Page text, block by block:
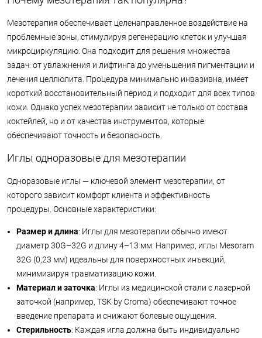
Мезотерапия обеспечивает целенаправленное воздействие на
проблемные зоны, стимулируя регенерацию клеток и улучшая
микроциркуляцию. Она подходит для решения множества
задач: от увлажнения и лифтинга до уменьшения пигментации и
лечения целлюлита. Процедура минимально инвазивна, имеет
короткий восстановительный период и подходит для всех типов
кожи. Однако успех мезотерапии зависит не только от состава
коктейлей, но и от качества инструментов, которые
обеспечивают точность и безопасность.
Иглы одноразовые для мезотерапии
Одноразовые иглы — ключевой элемент мезотерапии, от
которого зависит комфорт клиента и эффективность
процедуры. Основные характеристики:
Размер и длина: Иглы для мезотерапии обычно имеют
диаметр 30G–32G и длину 4–13 мм. Например, иглы Mesoram
32G (0,23 мм) идеальны для поверхностных инъекций,
минимизируя травматизацию кожи.
Материал и заточка: Иглы из медицинской стали с лазерной
заточкой (например, TSK by Croma) обеспечивают точное
введение препарата и снижают болевые ощущения.
Стерильность: Каждая игла должна быть индивидуально